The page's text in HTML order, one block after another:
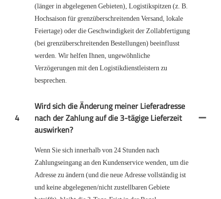
(länger in abgelegenen Gebieten), Logistikspitzen (z. B.
Hochsaison für grenzüberschreitenden Versand, lokale
Feiertage) oder die Geschwindigkeit der Zollabfertigung
(bei grenzüberschreitenden Bestellungen) beeinflusst
werden. Wir helfen Ihnen, ungewöhnliche
Verzögerungen mit den Logistikdienstleistern zu
besprechen.
4
Wird sich die Änderung meiner Lieferadresse
nach der Zahlung auf die 3-tägige Lieferzeit
auswirken?
Wenn Sie sich innerhalb von 24 Stunden nach
Zahlungseingang an den Kundenservice wenden, um die
Adresse zu ändern (und die neue Adresse vollständig ist
und keine abgelegenen/nicht zustellbaren Gebiete